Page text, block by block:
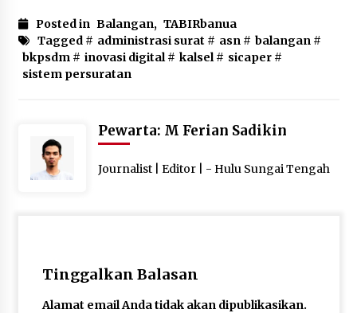
Posted in Balangan, TABIRbanua
Tagged # administrasi surat # asn # balangan #
bkpsdm # inovasi digital# kalsel# sicaper#
sistem persuratan
Pewarta: M Ferian Sadikin
Journalist | Editor | - Hulu Sungai Tengah
Tinggalkan Balasan
Alamat email Anda tidak akan dipublikasikan.